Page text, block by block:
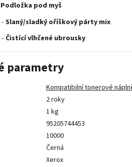
Podložka pod myš
Slaný/sladký oříškový párty mix
Čistící vlhčené ubrousky
parametry
Kompatibilní tonerové
2 roky
1 kg
95205744453
10000
Černá
Xerox